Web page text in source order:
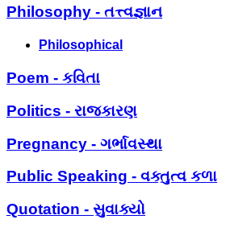
Philosophy - તત્ત્વજ્ઞાન
Philosophical
Poem - કવિતા
Politics - રાજકારણ
Pregnancy - ગર્ભાવસ્થા
Public Speaking - વક્તુત્વ કળા
Quotation - સુવાક્યો